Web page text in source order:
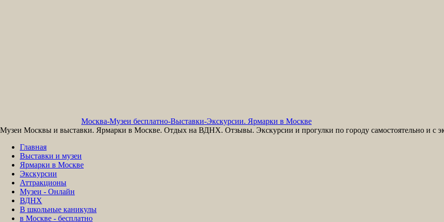
Москва-Музеи бесплатно-Выставки-Экскурсии. Ярмарки в Москве
Музеи Москвы и выставки. Ярмарки в Москве. Отдых на ВДНХ. Отзывы. Экскурсии и прогулки по городу самостоятельно и с
Главная
Выставки и музеи
Ярмарки в Москве
Экскурсии
Аттракционы
Музеи - Онлайн
ВДНХ
В школьные каникулы
в Москве - бесплатно